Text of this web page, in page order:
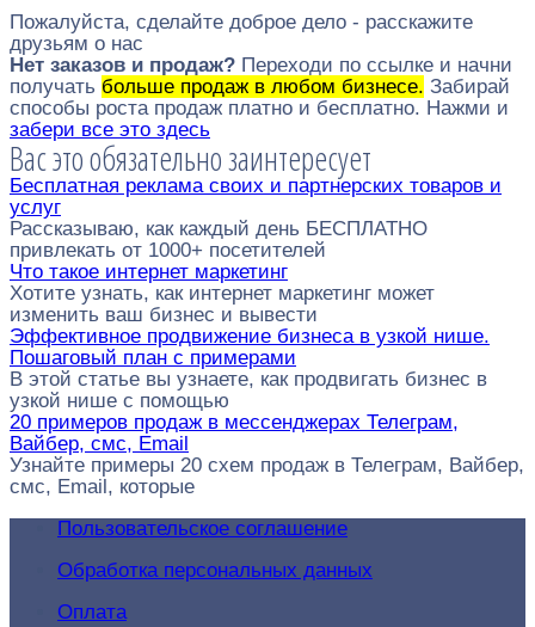
Пожалуйста, сделайте доброе дело - расскажите
друзьям о нас
Нет заказов и продаж? Переходи по ссылке и начни
получать больше продаж в любом бизнесе. Забирай
способы роста продаж платно и бесплатно. Нажми и
забери все это здесь
Вас это обязательно заинтересует
Бесплатная реклама своих и партнерских товаров и
услуг
Рассказываю, как каждый день БЕСПЛАТНО
привлекать от 1000+ посетителей
Что такое интернет маркетинг
Хотите узнать, как интернет маркетинг может
изменить ваш бизнес и вывести
Эффективное продвижение бизнеса в узкой нише.
Пошаговый план с примерами
В этой статье вы узнаете, как продвигать бизнес в
узкой нише с помощью
20 примеров продаж в мессенджерах Телеграм,
Вайбер, смс, Email
Узнайте примеры 20 схем продаж в Телеграм, Вайбер,
смс, Email, которые
Пользовательское соглашение
Обработка персональных данных
Оплата